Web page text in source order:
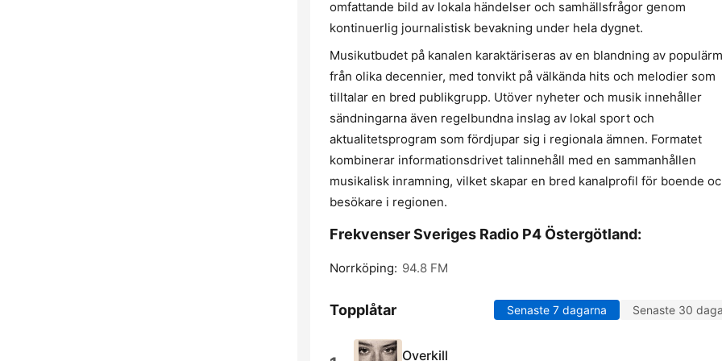
omfattande bild av lokala händelser och samhällsfrågor genom
kontinuerlig journalistisk bevakning under hela dygnet.
Musikutbudet på kanalen karaktäriseras av en blandning av
från olika decennier, med tonvikt på välkända hits och melodier som
tilltalar en bred publikgrupp. Utöver nyheter och musik innehåller
sändningarna även regelbundna inslag av lokal sport och
aktualitetsprogram som fördjupar sig i regionala ämnen. Formatet
kombinerar informationsdrivet talinnehåll med en sammanhållen
musikalisk inramning, vilket skapar en bred kanalprofil för boende
besökare i regionen.
Frekvenser Sveriges Radio P4 Östergötland:
Norrköping: 94.8 FM
Topplåtar Senaste 7 dagarna Senaste 30
Overkill